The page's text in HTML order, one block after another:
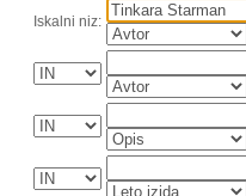
Iskalni niz: